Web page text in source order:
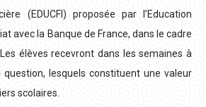
(EDUCFI) proposée par l’Education
avec la Banque de France, dans le cadre
élèves recevront dans les semaines à
lesquels constituent une valeur
scolaires.